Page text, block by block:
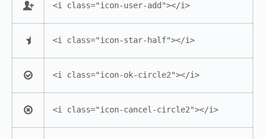
<i class="icon-user-add"></i>
<i class="icon-star-half"></i>
<i class="icon-ok-circle2"></i>
<i class="icon-cancel-circle2"></i>